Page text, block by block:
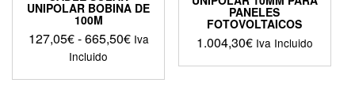
UNIPOLAR BOBINA DE
100M
127,05€-665,50€Rango
Iva
Incluido
Este
PANELES
FOTOVOLTAICOS
1.004,30€ Iva Incluido